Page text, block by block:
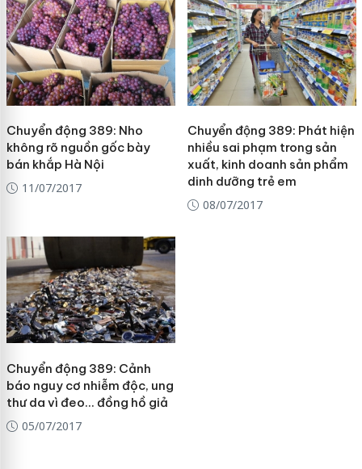
Chuyển động 389: Nho
không rõ nguồn gốc bày
bán khắp Hà Nội
11/07/2017
Chuyển động 389: Phát hiện
nhiều sai phạm trong sản
xuất, kinh doanh sản phẩm
dinh dưỡng trẻ em
08/07/2017
Chuyển động 389: Cảnh
báo nguy cơ nhiễm độc, ung
thư da vì đeo... đồng hồ giả
05/07/2017